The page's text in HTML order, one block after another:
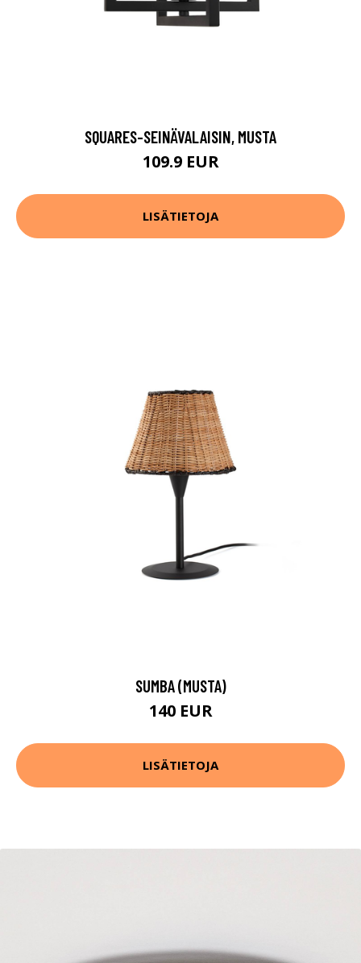
SQUARES-SEINÄVALAISIN, MUSTA
109.9 EUR
LISÄTIETOJA
SUMBA (MUSTA)
140 EUR
LISÄTIETOJA